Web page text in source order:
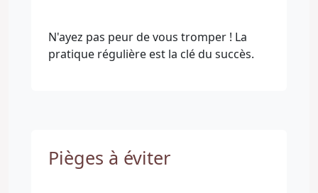
N'ayez pas peur de vous tromper ! La
pratique régulière est la clé du succès.
Pièges à éviter